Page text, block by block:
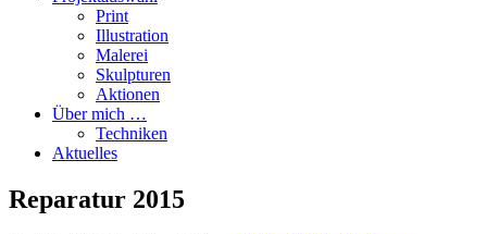
Print
Illustration
Malerei
Skulpturen
Aktionen
Über mich …
Techniken
Aktuelles
Reparatur 2015